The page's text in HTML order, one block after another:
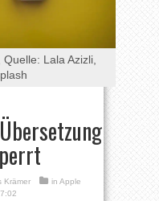
Lala Azizli,
Krämer in Apple